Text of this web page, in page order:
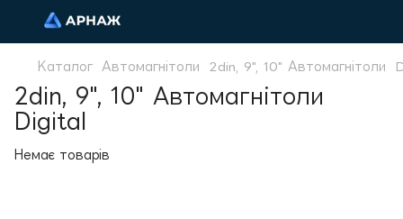
Каталог Автомагнітоли 2din, 9", 10" Автомагнітоли
2din, 9", 10" Автомагнітоли
Digital
Немає товарів